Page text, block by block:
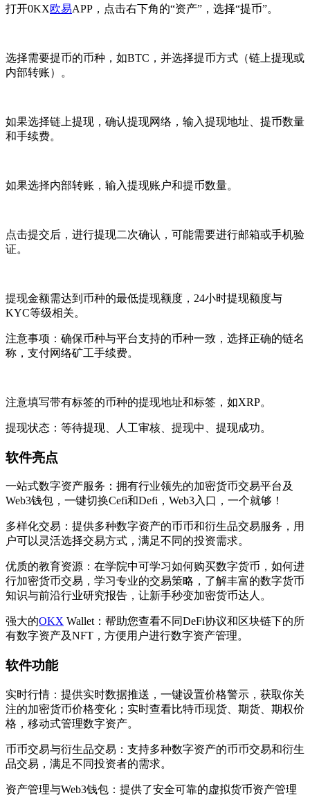
打开0KX欧易APP，点击右下角的“资产”，选择“提币”。
选择需要提币的币种，如BTC，并选择提币方式（链上提现或
内部转账）。
如果选择链上提现，确认提现网络，输入提现地址、提币数量
和手续费。
如果选择内部转账，输入提现账户和提币数量。
点击提交后，进行提现二次确认，可能需要进行邮箱或手机验
证。
提现金额需达到币种的最低提现额度，24小时提现额度与
KYC等级相关。
注意事项：确保币种与平台支持的币种一致，选择正确的链名
称，支付网络矿工手续费。
注意填写带有标签的币种的提现地址和标签，如XRP。
提现状态：等待提现、人工审核、提现中、提现成功。
软件亮点
一站式数字资产服务：拥有行业领先的加密货币交易平台及
Web3钱包，一键切换Cefi和Defi，Web3入口，一个就够！
多样化交易：提供多种数字资产的币币和衍生品交易服务，用
户可以灵活选择交易方式，满足不同的投资需求。
优质的教育资源：在学院中可学习如何购买数字货币，如何进
行加密货币交易，学习专业的交易策略，了解丰富的数字货币
知识与前沿行业研究报告，让新手秒变加密货币达人。
强大的OKX Wallet：帮助您查看不同DeFi协议和区块链下的所
有数字资产及NFT，方便用户进行数字资产管理。
软件功能
实时行情：提供实时数据推送，一键设置价格警示，获取你关
注的加密货币价格变化；实时查看比特币现货、期货、期权价
格，移动式管理数字资产。
币币交易与衍生品交易：支持多种数字资产的币币交易和衍生
品交易，满足不同投资者的需求。
资产管理与Web3钱包：提供了安全可靠的虚拟货币资产管理